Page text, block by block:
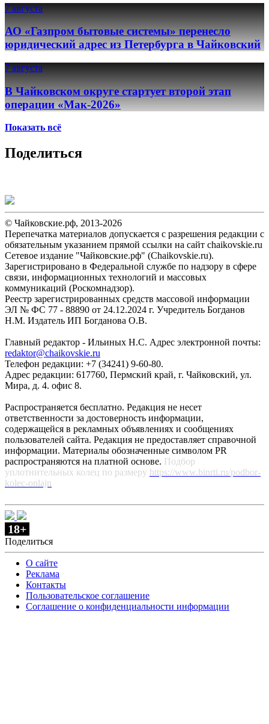
7 августа
АО «Газпром бытовые системы» перенесло
юридический адрес из Петербурга в Чайковский
7 августа
В Чайковском округе стартует второй этап
операции «Мак-2026»
Показать всё
Поделиться
© Чайковские.рф, 2013-2026
Перепечатка материалов допускается с разрешения редакции с
обязательным указанием прямой ссылки на сайт chaikovskie.ru
Сетевое издание "Чайковские.рф" (Chaikovskie.ru).
Зарегистрировано в Федеральной службе по надзору в сфере
связи, информационных технологий и массовых
коммуникаций (Роскомнадзор).
Реестр зарегистрированных средств массовой информации
ЭЛ № ФС 77 - 88890 от 24.12.2024 г. Учредитель Богданов
Н.М. Издатель ИП Богданова О.В.
Главный редактор - Ильиных Н.С. Адрес электронной почты:
redaktor@chaikovskie.ru
Телефон редакции: +7 (34241) 9-60-80.
Адрес редакции: 617760, Пермский край, г. Чайковский, ул.
Мира, д. 4. офис 8.
Распространяется бесплатно. Редакция не несет
ответственности за достоверность информации,
содержащейся в рекламных объявлениях и сообщениях
пользователей сайта. Редакция не предоставляет справочной
информации. Материалы обозначенные символом PR
распространяются на платной основе. Подбор
уплотнительных колец по размеру https://www.binrti.ru/podbor-
kolec-onlajn
18+
Поделиться
О сайте
Реклама
Контакты
Пользовательское соглашение
Соглашение о конфиденциальности информации